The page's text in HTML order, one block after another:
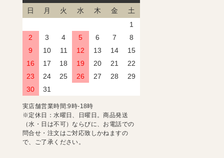
日
月 火 水 木 金
土
1
2
3 4 5 6 7
8
9
10 11 12 13 14
15
16
17 18 19 20 21
22
23
24 25 26 27 28
29
30
31
実店舗営業時間:9時-18時
※定休日：水曜日、日曜日。商品発送
（水・日は不可）ならびに、お電話での
問合せ・注文はご対応致しかねますの
で、ご了承ください。